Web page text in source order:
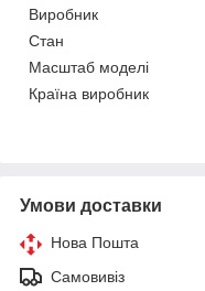
Виробник
Стан
Масштаб моделі
Країна виробник
Умови доставки
Нова Пошта
Самовивіз